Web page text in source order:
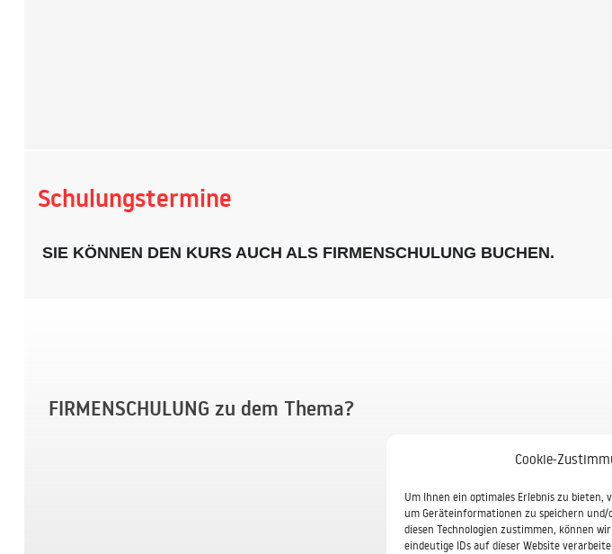
Cookie-
Um Ihnen ein optimales Erlebnis zu bieten,
um Geräteinformationen zu speichern
diesen Technologien zustimmen, können
eindeutige IDs auf dieser Website
Schulungstermine
SIE KÖNNEN DEN KURS AUCH ALS FIRMENSCHULUNG BUCHEN.
FIRMENSCHULUNG zu dem Thema?